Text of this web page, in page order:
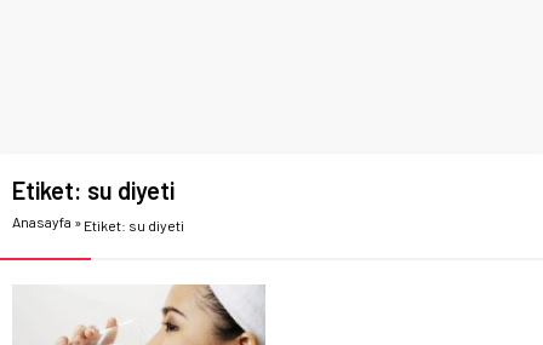
Etiket: su diyeti
Anasayfa » Etiket: su diyeti